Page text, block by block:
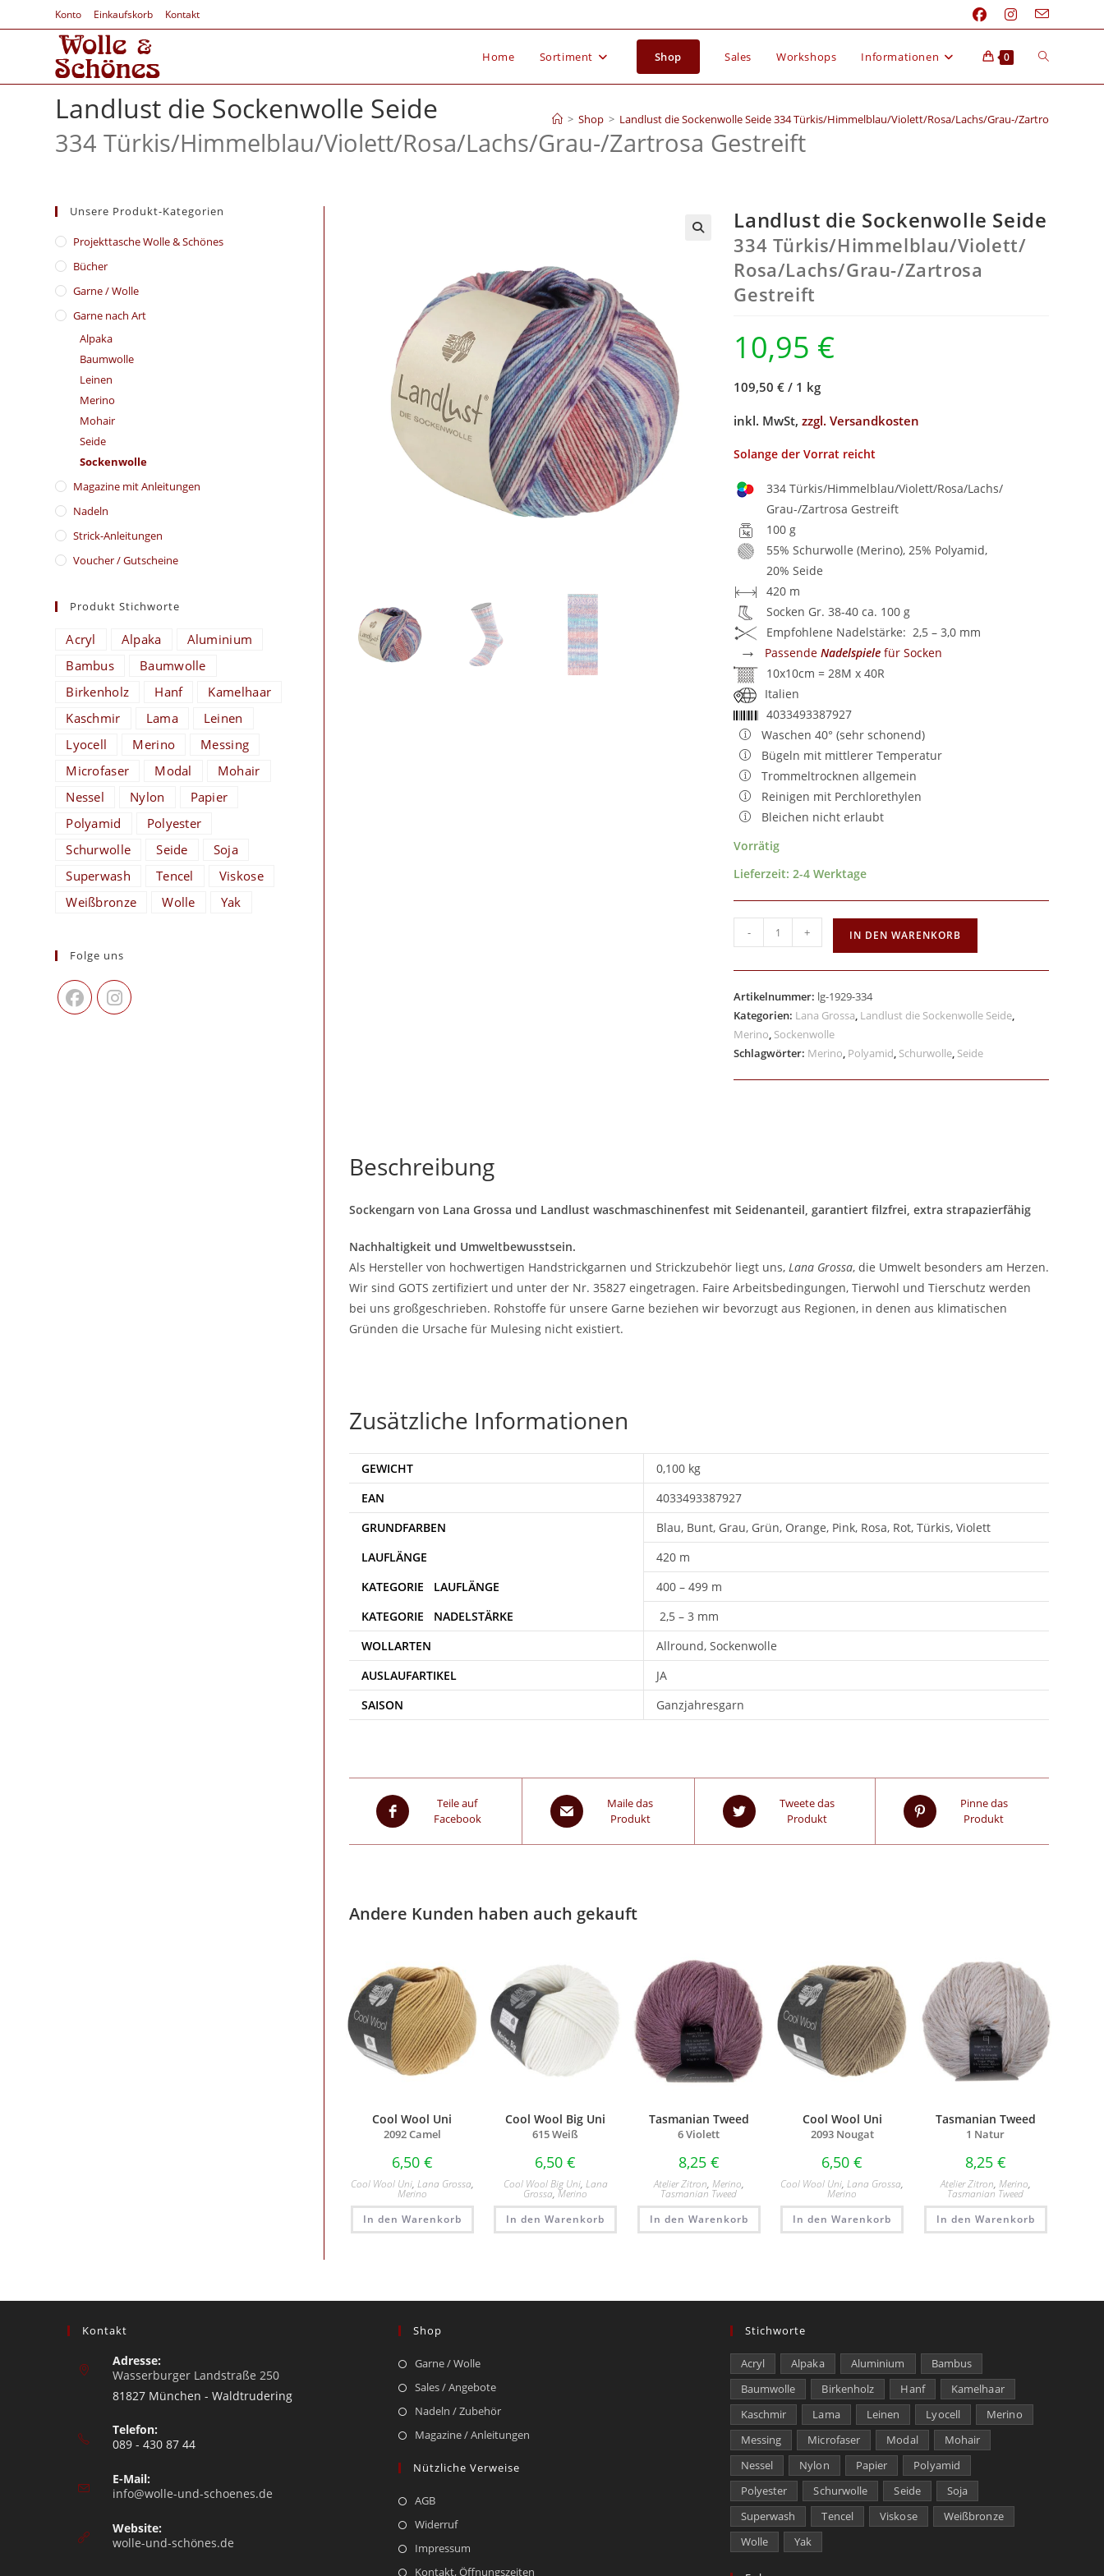
Konto Einkaufskorb Kontakt
Home Sortiment Shop Sales Workshops Informationen 0
Landlust die Sockenwolle Seide
334 Türkis/Himmelblau/Violett/Rosa/Lachs/Grau-/Zartrosa Gestreift
> Shop > Landlust die Sockenwolle Seide 334 Türkis/Himmelblau/Violett/Rosa/Lachs/Grau-/Zartrosa Gestreift
Landlust die Sockenwolle Seide
334 Türkis/Himmelblau/Violett/
Rosa/Lachs/Grau-/Zartrosa
Gestreift
10,95 €
109,50 € / 1 kg
inkl. MwSt,zzgl. Versandkosten
Solange der Vorrat reicht
334 Türkis/Himmelblau/Violett/Rosa/Lachs/
Grau-/Zartrosa Gestreift
100 g
55% Schurwolle (Merino), 25% Polyamid,
20% Seide
420 m
Socken Gr. 38-40 ca. 100 g
Empfohlene Nadelstärke: 2,5 – 3,0 mm
→ PassendeNadelspiele für Socken
10x10cm = 28M x 40R
Italien
4033493387927
Waschen 40° (sehr schonend)
Bügeln mit mittlerer Temperatur
Trommeltrocknen allgemein
Reinigen mit Perchlorethylen
Bleichen nicht erlaubt
Vorrätig
Lieferzeit:2-4 Werktage
- + IN DEN WARENKORB
Artikelnummer: lg-1929-334
Kategorien: Lana Grossa, Landlust die Sockenwolle Seide,
Merino, Sockenwolle
Schlagwörter: Merino, Polyamid, Schurwolle, Seide
Beschreibung
Sockengarn von Lana Grossa und Landlust waschmaschinenfest mit Seidenanteil, garantiert filzfrei, extra strapazierfähig
Nachhaltigkeit und Umweltbewusstsein.
Als Hersteller von hochwertigen Handstrickgarnen und Strickzubehör liegt uns, Lana Grossa, die Umwelt besonders am Herzen.
Wir sind GOTS zertifiziert und unter der Nr. 35827 eingetragen. Faire Arbeitsbedingungen, Tierwohl und Tierschutz werden
bei uns großgeschrieben. Rohstoffe für unsere Garne beziehen wir bevorzugt aus Regionen, in denen aus klimatischen
Gründen die Ursache für Mulesing nicht existiert.
Zusätzliche Informationen
GEWICHT
0,100 kg
EAN
4033493387927
Blau, Bunt, Grau, Grün, Orange, Pink, Rosa, Rot, Türkis, Violett
420 m
400 – 499 m
2,5 – 3 mm
WOLLARTEN
Allround, Sockenwolle
AUSLAUFARTIKEL
JA
SAISON
Ganzjahresgarn
Teile auf
Facebook
Maile das
Produkt
Tweete das
Produkt
Pinne das
Produkt
Andere Kunden haben auch gekauft
Cool Wool Uni
2092 Camel
6,50 €
Cool Wool Uni, Lana Grossa,
Merino
In den Warenkorb
Cool Wool Big Uni
615 Weiß
6,50€
Cool Wool Big Uni, Lana
Grossa,Merino
In den Warenkorb
Tasmanian Tweed
6 Violett
8,25 €
Atelier Zitron, Merino,
Tasmanian Tweed
In den Warenkorb
Cool Wool Uni
2093 Nougat
6,50€
Cool Wool Uni,Lana Grossa,
Merino
In den Warenkorb
Tasmanian Tweed
1 Natur
8,25 €
Atelier Zitron, Merino,
Tasmanian Tweed
In den Warenkorb
Unsere Produkt-Kategorien
​Projekttasche Wolle & Schönes
Bücher
Garne / Wolle
Garne nach Art
Alpaka
Baumwolle
Leinen
Merino
Mohair
Seide
Sockenwolle
Magazine mit Anleitungen
Nadeln
Strick-Anleitungen
Voucher / Gutscheine
Produkt Stichworte
Acryl Alpaka
Aluminium
Bambus
Baumwolle
Birkenholz
Hanf
Kamelhaar
Kaschmir
Lama
Leinen
Lyocell
Merino
Messing
Microfaser
Modal
Mohair
Nessel
Nylon
Papier
Polyamid
Polyester
Schurwolle
Seide
Soja
Superwash
Tencel
Viskose
Weißbronze
Wolle Yak
Folge uns
Kontakt
Adresse:
Wasserburger Landstraße 250
81827 München - Waldtrudering
Telefon:
089 - 430 87 44
E-Mail:
info@wolle-und-schoenes.de
Website:
wolle-und-schönes.de
Shop
Garne / Wolle
Sales / Angebote
Nadeln / Zubehör
Magazine / Anleitungen
Nützliche Verweise
AGB
Widerruf
Impressum
Kontakt, Öffnungszeiten
Stichworte
Acryl Alpaka Aluminium
Bambus
Baumwolle
Birkenholz Hanf
Kamelhaar
Kaschmir
Lama Leinen Lyocell
Merino
Messing
Microfaser Modal
Mohair
Nessel
Nylon Papier
Polyamid
Polyester
Schurwolle Seide
Soja
Superwash
Tencel Viskose
Weißbronze
Wolle
Yak